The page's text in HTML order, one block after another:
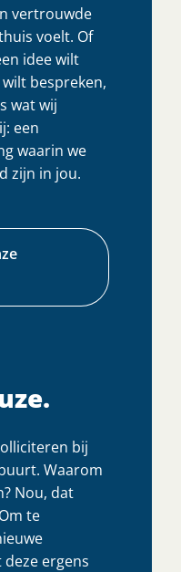
vertrouwde
voelt. Of
idee wilt
bespreken,
wat wij
een
waarin we
zijn in jou.
bij
Waarom
Nou, dat
te
ergens